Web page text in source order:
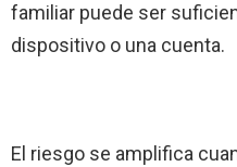
familiar puede ser
dispositivo o una cuenta.
El riesgo se amplifica